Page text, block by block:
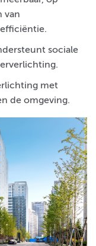
van
sociale
met
de omgeving.